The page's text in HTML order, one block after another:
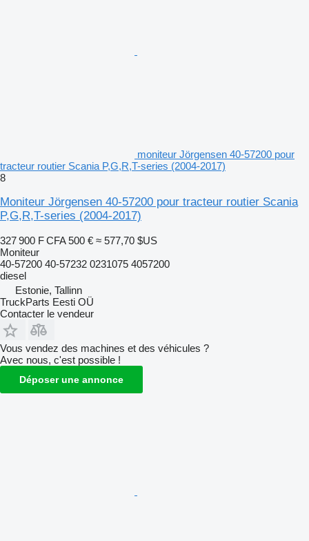
moniteur Jörgensen 40-57200 pour
tracteur routier Scania P,G,R,T-series (2004-2017)
8
Moniteur Jörgensen 40-57200 pour tracteur routier Scania
P,G,R,T-series (2004-2017)
327 900 F CFA 500 € ≈ 577,70 $US
Moniteur
40-57200 40-57232 0231075 4057200
diesel
Estonie, Tallinn
TruckParts Eesti OÜ
Contacter le vendeur
Vous vendez des machines et des véhicules ?
Avec nous, c'est possible !
Déposer une annonce